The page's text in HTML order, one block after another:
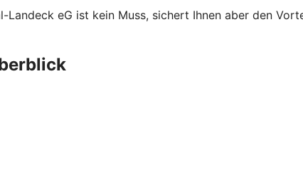
Landeck eG ist kein Muss, sichert Ihnen aber den